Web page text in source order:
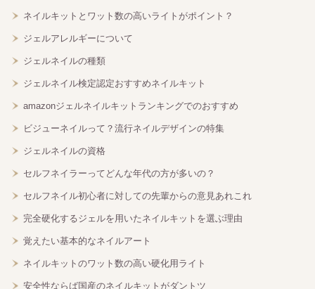
ネイルキットとワット数の高いライトがポイント？
ジェルアレルギーについて
ジェルネイルの種類
ジェルネイル検定認定おすすめネイルキット
amazonジェルネイルキットランキングでのおすすめ
ビジューネイルって？流行ネイルデザインの特集
ジェルネイルの資格
セルフネイラーってどんな年代の方が多いの？
セルフネイル初心者に対しての先輩からの意見あれこれ
完全硬化するジェルを用いたネイルキットを選ぶ理由
覚えたい基本的なネイルアート
ネイルキットのワット数の高い硬化用ライト
安全性ならば国産のネイルキットがダントツ